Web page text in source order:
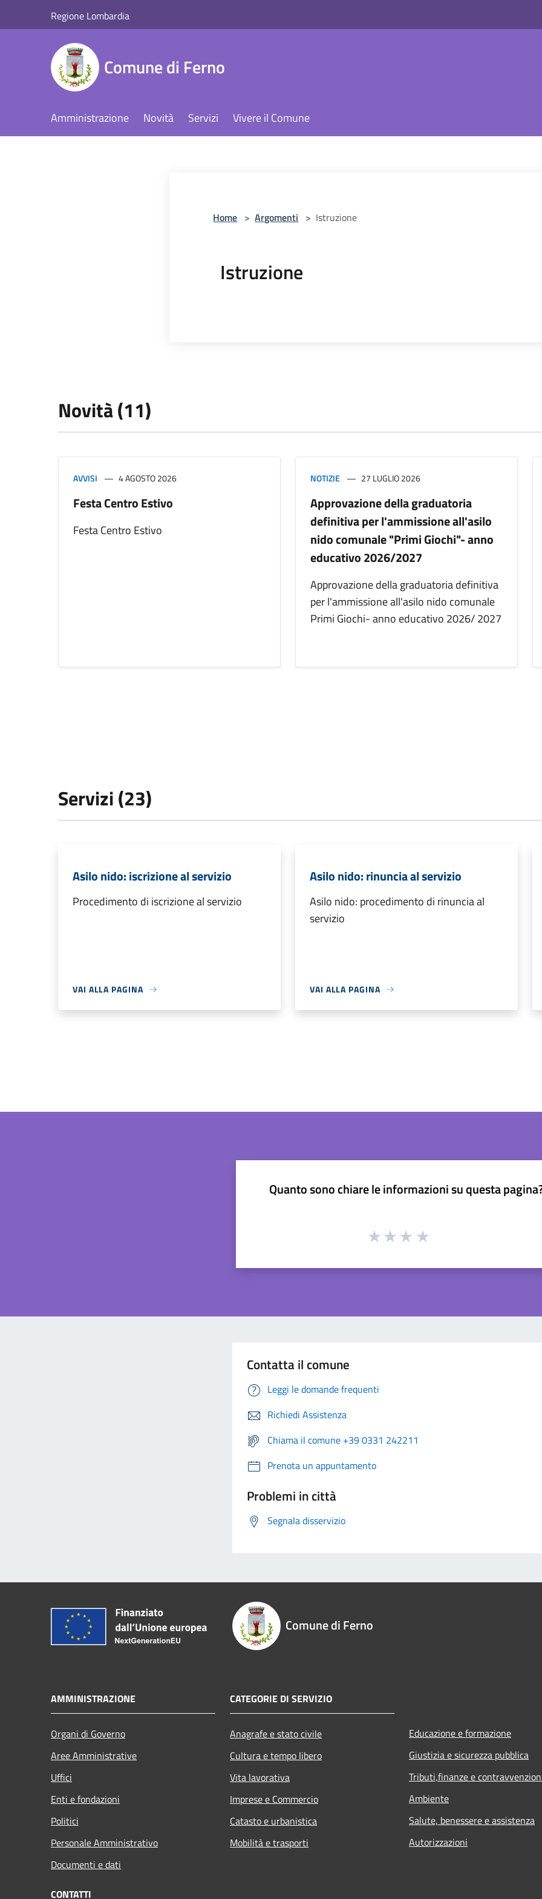
Regione Lombardia
Comune di Ferno
Amministrazione Novità Servizi Vivere il Comune
Home > Argomenti > Istruzione
Istruzione
Novità (11)
AVVISI 4 AGOSTO 2026
Festa Centro Estivo
Festa Centro Estivo
NOTIZIE 27 LUGLIO 2026
Approvazione della graduatoria
definitiva per l'ammissione all'asilo
nido comunale "Primi Giochi"- anno
educativo 2026/2027
Approvazione della graduatoria definitiva
per l'ammissione all'asilo nido comunale
Primi Giochi- anno educativo 2026/ 2027
Servizi (23)
Asilo nido: iscrizione al servizio
Procedimento di iscrizione al servizio
VAI ALLA PAGINA
Asilo nido: rinuncia al servizio
Asilo nido: procedimento di rinuncia al
servizio
VAI ALLA PAGINA
Quanto sono chiare le informazioni su questa
Contatta il comune
Leggi le domande frequenti
Richiedi Assistenza
Chiama il comune +39 0331 242211
Prenota un appuntamento
Problemi in città
Segnala disservizio
Comune di Ferno
AMMINISTRAZIONE
Organi di Governo
Aree Amministrative
Uffici
Enti e fondazioni
Politici
Personale Amministrativo
Documenti e dati
CATEGORIE DI SERVIZIO
Anagrafe e stato civile
Cultura e tempo libero
Vita lavorativa
Imprese e Commercio
Catasto e urbanistica
Mobilità e trasporti
Educazione e formazione
Giustizia e sicurezza pubblica
Tributi,finanze e
Ambiente
Salute, benessere e assistenza
Autorizzazioni
CONTATTI